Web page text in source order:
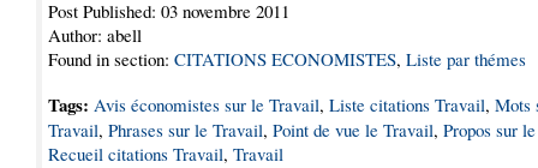
Post Published: 03 novembre 2011
Author: abell
Found in section: CITATIONS ECONOMISTES, Liste par thémes
Tags: Avis économistes sur le Travail, Liste citations Travail, Mots
Travail, Phrases sur le Travail, Point de vue le Travail, Propos sur
Recueil citations Travail, Travail